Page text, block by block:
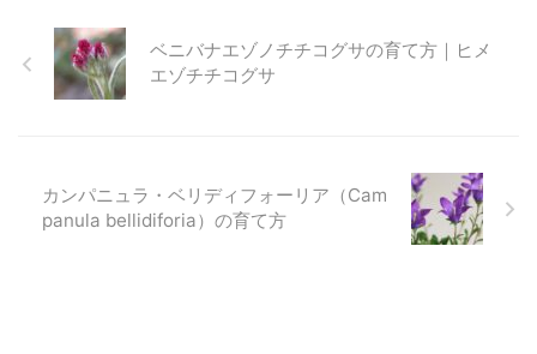
のが楽な植物です。 酸性度を
嫌うことから、植え付け用土
は草木灰、苦土石灰などで中
湿は嫌うようですが、水はけ
を良くしたロックガーデンで
栽培されているようです。 わ
合）は自宅で２０１９年４月
１２日に撮影した斑入り葉の
花です。 チゴユリ（稚児百
合）の特徴と育て方 斑入りチ
ベニバナエゾノチチコグサの育て方｜ヒメ
エゾチチコグサ
カンパニュラ・ベリディフォーリア（Cam
panula bellidiforia）の育て方